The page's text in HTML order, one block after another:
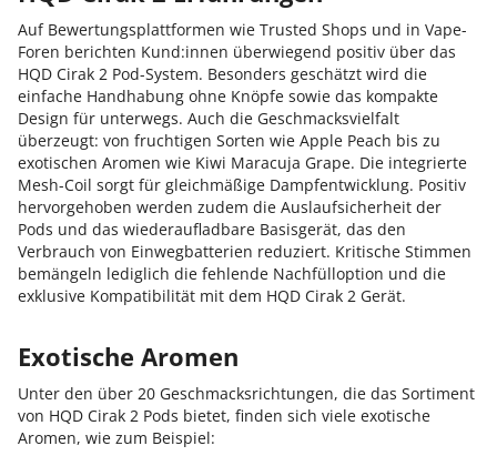
Auf Bewertungsplattformen wie Trusted Shops und in Vape-
Foren berichten Kund:innen überwiegend positiv über das
HQD Cirak 2 Pod-System. Besonders geschätzt wird die
einfache Handhabung ohne Knöpfe sowie das kompakte
Design für unterwegs. Auch die Geschmacksvielfalt
überzeugt: von fruchtigen Sorten wie Apple Peach bis zu
exotischen Aromen wie Kiwi Maracuja Grape. Die integrierte
Mesh-Coil sorgt für gleichmäßige Dampfentwicklung. Positiv
hervorgehoben werden zudem die Auslaufsicherheit der
Pods und das wiederaufladbare Basisgerät, das den
Verbrauch von Einwegbatterien reduziert. Kritische Stimmen
bemängeln lediglich die fehlende Nachfülloption und die
exklusive Kompatibilität mit dem HQD Cirak 2 Gerät.
Exotische Aromen
Unter den über 20 Geschmacksrichtungen, die das Sortiment
von HQD Cirak 2 Pods bietet, finden sich viele exotische
Aromen, wie zum Beispiel: